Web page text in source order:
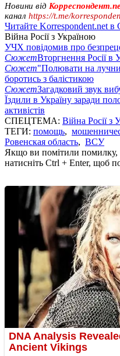
Новини від
канал https://t.me/
Читайте Korrespondent.net в
Війна Росії з Україною
УЧХ повідомив про
СюжетВторгнення Росії в
Сюжет"Полювати на
боротись з балістикою
СюжетЗагадковий звук
Їздили в Україну заради
активістів
СПЕЦТЕМА: Війна Росії з
ТЕГИ: помощь,
Ровенская область, ВСУ
Якщо ви помітили помилку,
натисніть Ctrl + Enter, щоб